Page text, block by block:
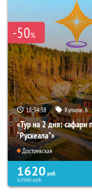
-50%
18:34:37 Купили:6
«Тур на 2 дня: сафари
“Рускеала"»
Достоевская
1620 руб.
12900руб.